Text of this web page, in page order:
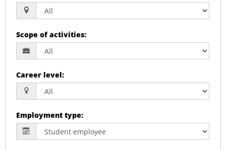
Scope of activities:
Career level:
Employment type: